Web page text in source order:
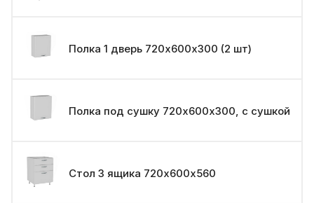
Полка 1 дверь 720х600х300 (2 шт)
Полка под сушку 720х600х300, с сушкой
Стол 3 ящика 720х600х560